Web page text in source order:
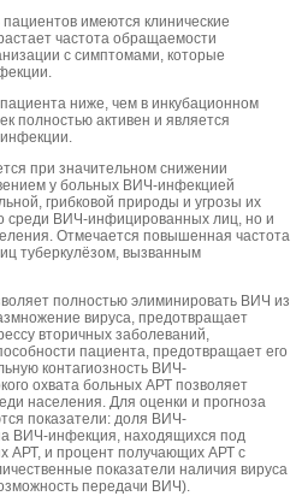
имеются клинические
частота обращаемости
с симптомами, которые
пациента ниже, чем в инкубационном
полностью активен и является
при значительном снижении
у больных ВИЧ-инфекцией
грибковой природы и угрозы их
среди ВИЧ-инфицированных лиц, но и
Отмечается повышенная частота
туберкулёзом, вызванным
полностью элиминировать ВИЧ из
вируса, предотвращает
вторичных заболеваний,
пациента, предотвращает его
контагиозность ВИЧ-
охвата больных АРТ позволяет
населения. Для оценки и прогноза
показатели: доля ВИЧ-
ВИЧ-инфекция, находящихся под
АРТ, и процент получающих АРТ с
показатели наличия вируса
передачи ВИЧ).